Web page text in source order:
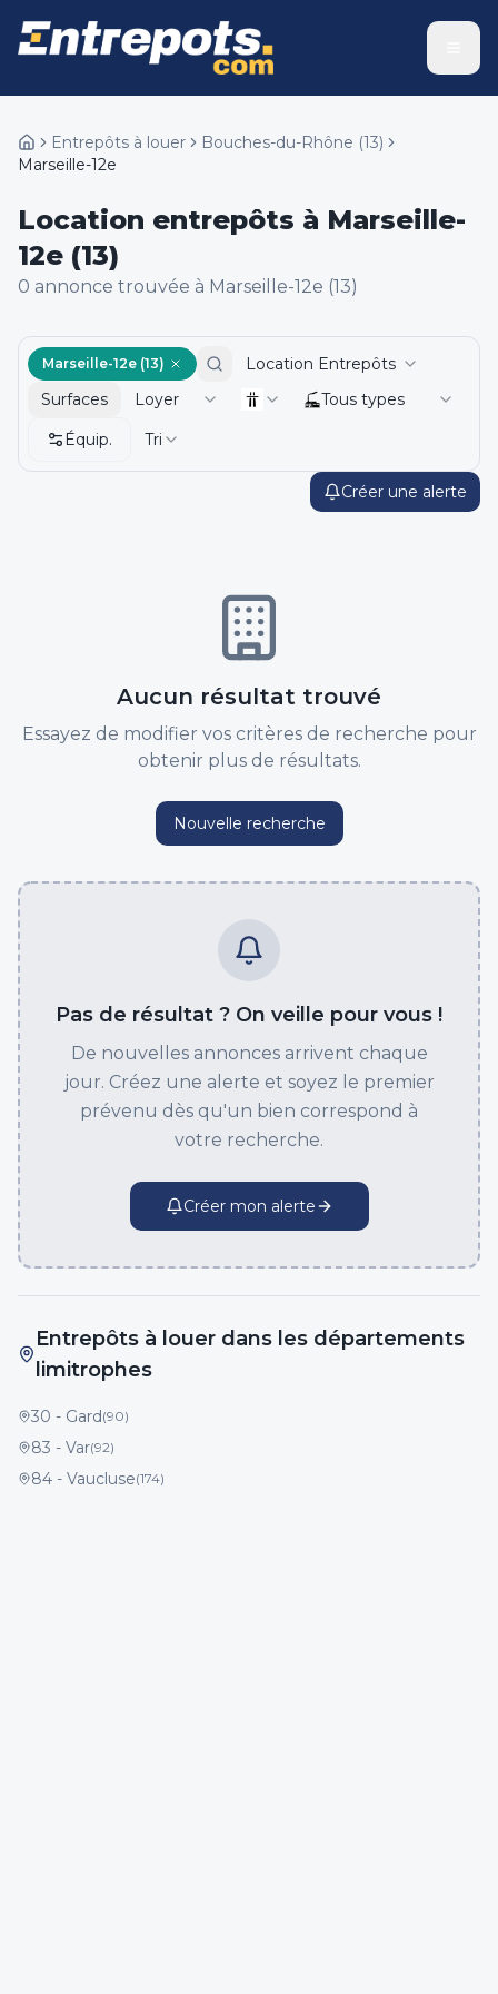
Entrepôts à louer Bouches-du-Rhône (13)
Marseille-12e
Location entrepôts à Marseille-
12e (13)
0 annonce trouvée à Marseille-12e (13)
Créer une alerte
Marseille-12e (13)
Location Entrepôts
Surfaces
Loyer
Tous types
Équip.
Tri
Aucun résultat trouvé
Essayez de modifier vos critères de recherche pour
obtenir plus de résultats.
Nouvelle recherche
Pas de résultat ? On veille pour vous !
De nouvelles annonces arrivent chaque
jour. Créez une alerte et soyez le premier
prévenu dès qu'un bien correspond à
votre recherche.
Créer mon alerte
Entrepôts à louer dans les départements
limitrophes
30 - Gard(90)
83 - Var(92)
84 - Vaucluse(174)